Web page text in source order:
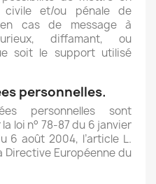
civile et/ou pénale de
en cas de message à
diffamant, ou
soit le support utilisé
personnelles.
personnelles sont
loi n° 78-87 du 6 janvier
6 août 2004, l’article L.
Directive Européenne du